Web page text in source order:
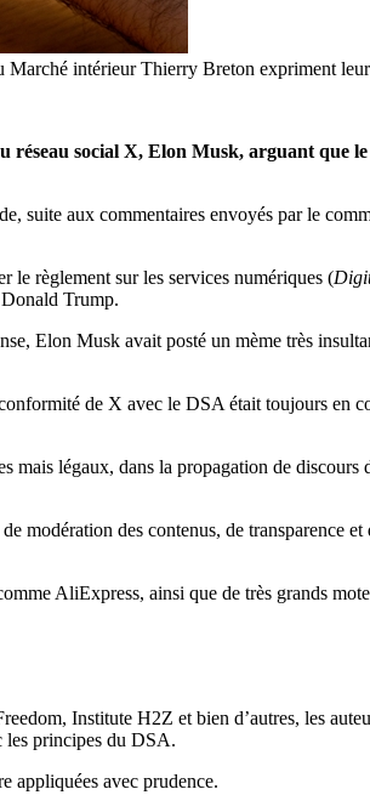
Marché intérieur Thierry Breton expriment
social X, Elon Musk, arguant que
suite aux commentaires envoyés par le
le règlement sur les services numériques (
Donald Trump.
Elon Musk avait posté un mème très
de X avec le DSA était toujours en
mais légaux, dans la propagation de discours
modération des contenus, de transparence et
AliExpress, ainsi que de très grands
Institute H2Z et bien d’autres, les
les principes du DSA.
appliquées avec prudence.